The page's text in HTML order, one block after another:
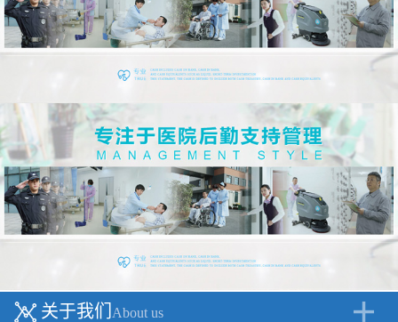
关于我们 About us